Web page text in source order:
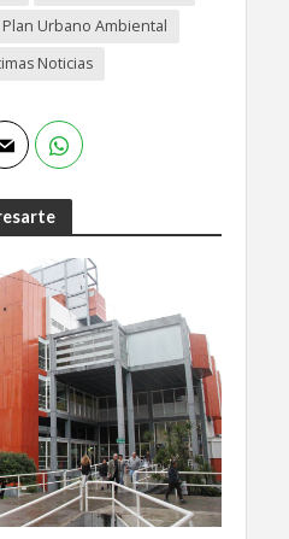
Plan Urbano Ambiental
Noticias